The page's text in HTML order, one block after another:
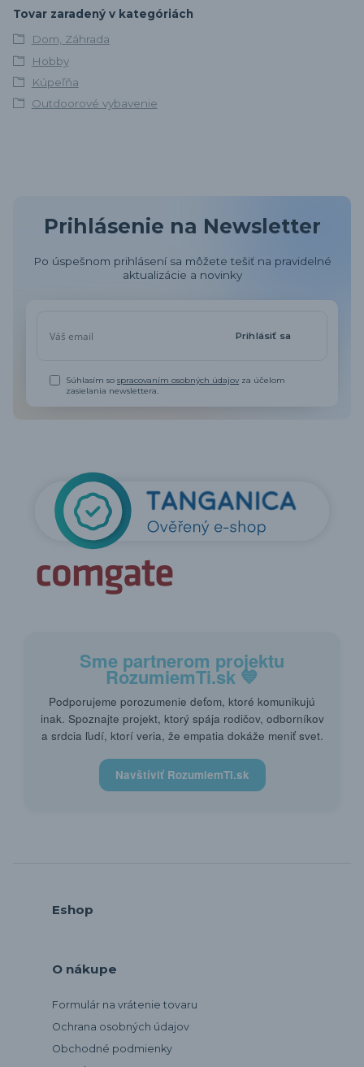
Tovar zaradený v kategóriách
Dom, Záhrada
Hobby
Kúpeľňa
Outdoorové vybavenie
Prihlásenie na Newsletter
Po úspešnom prihlásení sa môžete tešiť na pravidelné
aktualizácie a novinky
Prihlásiť sa
Súhlasím sospracovaním osobných údajov za účelom
zasielania newslettera.
Sme partnerom projektu
RozumiemTi.sk 💙
Podporujeme porozumenie deťom, ktoré komunikujú
inak. Spoznajte projekt, ktorý spája rodičov, odborníkov
a srdcia ľudí, ktorí veria, že empatia dokáže meniť svet.
Navštíviť RozumiemTi.sk
Eshop
O nákupe
Formulár na vrátenie tovaru
Ochrana osobných údajov
Obchodné podmienky